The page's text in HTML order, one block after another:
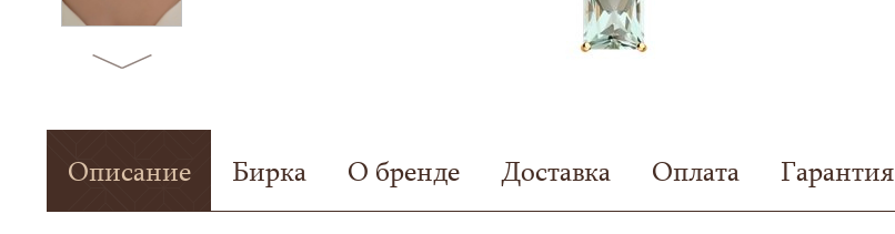
Описание Бирка О бренде Доставка Оплата Гарантия